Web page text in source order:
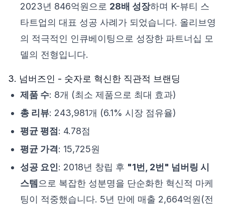
2023년 846억원으로 28배 성장하며 K-뷰티 스
타트업의 대표 성공 사례가 되었습니다. 올리브영
의 적극적인 인큐베이팅으로 성장한 파트너십 모
델의 전형입니다.
3. 넘버즈인 - 숫자로 혁신한 직관적 브랜딩
제품 수: 8개 (최소 제품으로 최대 효과)
총 리뷰: 243,981개 (6.1% 시장 점유율)
평균 평점: 4.78점
평균 가격: 15,725원
성공 요인: 2018년 창립 후 "1번, 2번" 넘버링 시
스템 으로 복잡한 성분명을 단순화한 혁신적 마케
팅이 적중했습니다. 5년 만에 매출 2,664억원(전